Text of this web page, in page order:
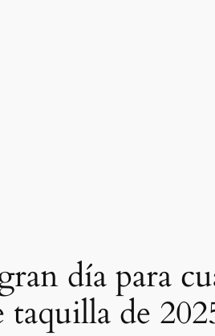
día para
de